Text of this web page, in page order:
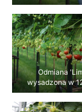
Odmiana
wysadzona w